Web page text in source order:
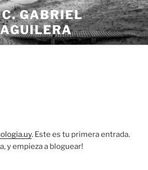
GABRIEL
. Este es tu primera entrada.
y empieza a bloguear!